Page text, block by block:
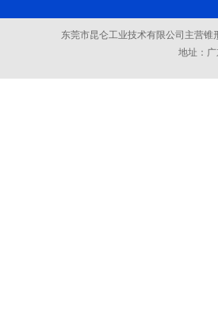
东莞市昆仑工业技术有限公司主营
地址：广